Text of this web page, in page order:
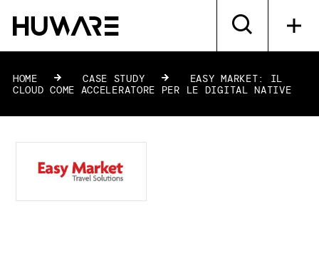
HOME » CASE STUDY »
EASY MARKET: IL
CLOUD COME ACCELERATORE PER LE DIGITAL NATIVE